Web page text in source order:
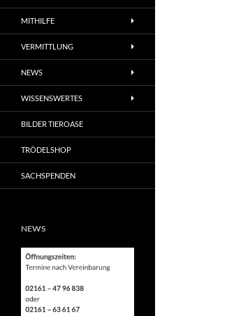
MITHILFE
VERMITTLUNG
NEWS
WISSENSWERTES
BILDER TIEROASE
TRÖDELSHOP
SACHSPENDEN
NEWS